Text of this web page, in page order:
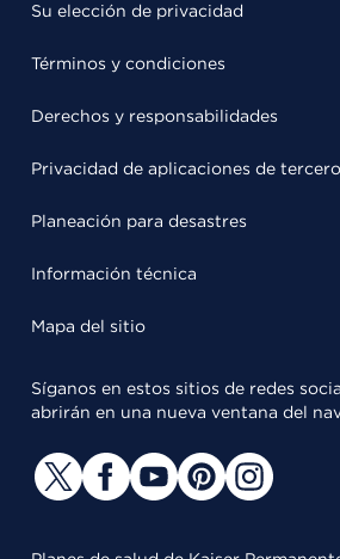
Su elección de privacidad
Términos y condiciones
Derechos y responsabilidades
Privacidad de aplicaciones de
Planeación para desastres
Información técnica
Mapa del sitio
Síganos en estos sitios de redes
abrirán en una nueva ventana del